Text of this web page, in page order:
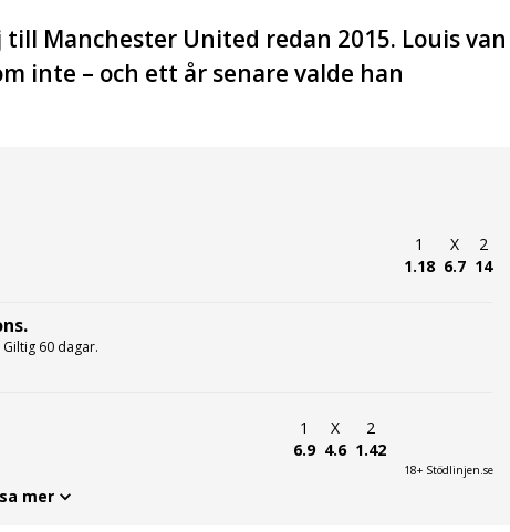
Manchester United redan 2015. Louis van
inte – och ett år senare valde han
1
1.18
X
6.7
2
14
60 dagar.
1
6.9
X
4.6
2
1.42
18+ Stödlinjen.se
mer